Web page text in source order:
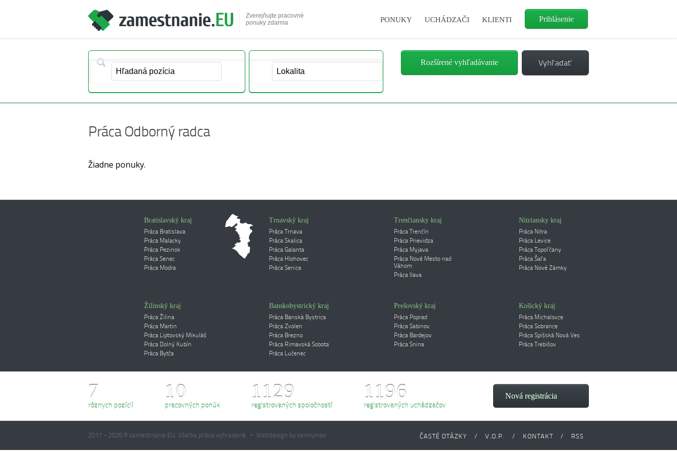
Zverejňujte pracovné
ponuky zdarma
Prihlásenie
PONUKY UCHÁDZAČI KLIENTI
Rozšírené vyhľadávanie
Práca Odborný radca
Žiadne ponuky.
Bratislavský kraj
Práca Bratislava
Práca Malacky
Práca Pezinok
Práca Senec
Práca Modra
Trnavský kraj
Práca Trnava
Práca Skalica
Práca Galanta
Práca Hlohovec
Práca Senica
Trenčiansky kraj
Práca Trenčín
Práca Prievidza
Práca Myjava
Práca Nové Mesto nad
Váhom
Práca Ilava
Nitriansky kraj
Práca Nitra
Práca Levice
Práca Topoľčany
Práca Šaľa
Práca Nové Zámky
Žilinský kraj
Práca Žilina
Práca Martin
Práca Liptovský Mikuláš
Práca Dolný Kubín
Práca Bytča
Banskobystrický kraj
Práca Banská Bystrica
Práca Zvolen
Práca Brezno
Práca Rimavská Sobota
Práca Lučenec
Prešovský kraj
Práca Poprad
Práca Sabinov
Práca Bardejov
Práca Snina
Košický kraj
Práca Michalovce
Práca Sobrance
Práca Spišská Nová Ves
Práca Trebišov
7
rôznych pozícií
10
pracovných ponúk
1129
registrovaných spoločností
1196
registrovaných uchádzačov
Nová registrácia
2011 - 2026 © zamestnanie.EU. Všetky práva vyhradené. • Webdesign by kennymax ČASTÉ OTÁZKY / V.O.P. / KONTAKT / RSS